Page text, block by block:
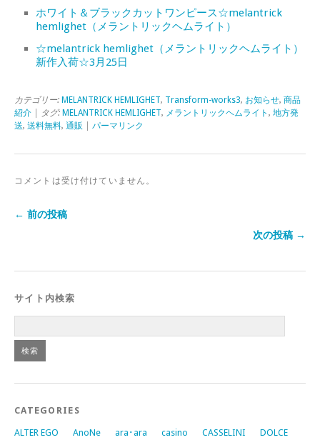
ホワイト＆ブラックカットワンピース☆melantrick
hemlighet（メラントリックヘムライト）
☆melantrick hemlighet（メラントリックヘムライト）
新作入荷☆3月25日
カテゴリー: MELANTRICK HEMLIGHET, Transform-works3, お知らせ, 商品
紹介 | タグ: MELANTRICK HEMLIGHET, メラントリックヘムライト , 地方発
送, 送料無料, 通販 パーマリンク
コメントは受け付けていません。
← 前の投稿
次の投稿 →
サイト内検索
CATEGORIES
ALTER EGO AnoNe ara･ara casino CASSELINI
DOLCE